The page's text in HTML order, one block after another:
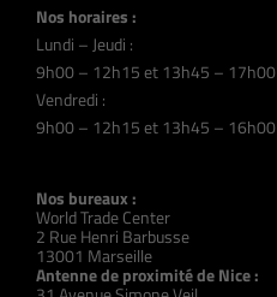
Nos horaires :
Lundi – Jeudi :
9h00 – 12h15 et 13h45 – 17h00
Vendredi :
9h00 – 12h15 et 13h45 – 16h00
Nos bureaux :
World Trade Center
2 Rue Henri Barbusse
13001 Marseille
Antenne de proximité de Nice :